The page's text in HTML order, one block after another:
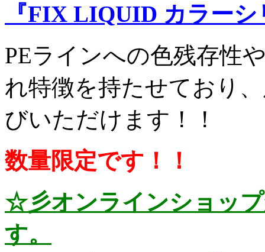
『FIX LIQUID カラー
PEラインへの色残存性
れ特徴を持たせており
びいただけます！！
数量限定です！！
☆彡オンラインショッ
す。